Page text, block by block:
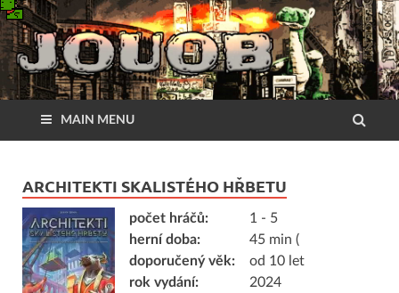
MAIN MENU
ARCHITEKTI SKALISTÉHO HŘBETU
počet hráčů:
1 - 5
herní doba:
45 min (
doporučený věk:
od 10 let
rok vydání:
2024